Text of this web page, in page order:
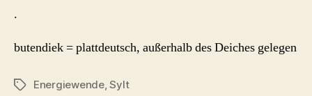
.
butendiek = plattdeutsch, außerhalb des Deiches gelegen
Schlagwörter
Energiewende,Sylt